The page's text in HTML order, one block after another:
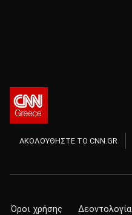
ΑΚΟΛΟΥΘΗΣΤΕ ΤΟ CNN.GR
Όροι χρήσης Δεοντολογία